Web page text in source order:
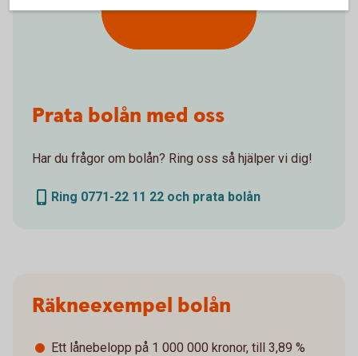
Prata bolån med oss
Har du frågor om bolån? Ring oss så hjälper vi dig!
Ring 0771-22 11 22 och prata bolån
Räkneexempel bolån
Ett lånebelopp på 1 000 000 kronor, till 3,89 %